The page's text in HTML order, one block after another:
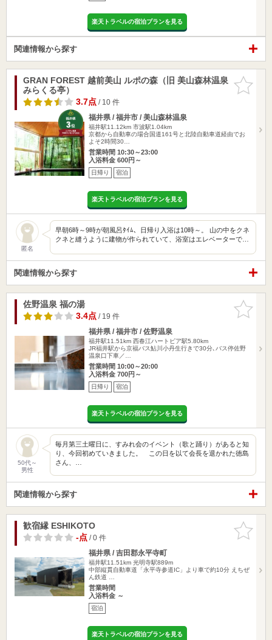
楽天トラベルの宿泊プランを見る
関連情報から探す
お気に入
りに追加
GRAN FOREST 越前美山 ルポの森（旧 美山森林温泉
みらくる亭）
3.7点/ 10 件
福井県 / 福井市 / 美山森林温泉
福井駅11.12km 市波駅1.04km
京都から自動車の場合国道161号と北陸自動車道経由でお
よそ2時間30…
営業時間 10:30～23:00
入浴料金 600円～
日帰り 宿泊
楽天トラベルの宿泊プランを見る
匿名
早朝6時～9時が朝風呂ﾀｲﾑ、日帰り入浴は10時～。 山の中をクネ
クネと縫うように建物が作られていて、浴室はエレベーターで…
関連情報から探す
お気に入
りに追加
佐野温泉 福の湯
3.4点/ 19 件
福井県 / 福井市 / 佐野温泉
福井駅11.51km 西春江ハートピア駅5.80km
JR福井駅から京福バス鮎川小丹生行きで30分､バス停佐野
温泉口下車／…
営業時間 10:00～20:00
入浴料金 700円～
日帰り 宿泊
楽天トラベルの宿泊プランを見る
50代～
男性
毎月第三土曜日に、すみれ会のイベント（歌と踊り）があると知
り、今回初めていきました。 この日を以て会長を退かれた徳島
さん、…
関連情報から探す
お気に入
りに追加
歓宿縁 ESHIKOTO
-点/ 0 件
福井県 / 吉田郡永平寺町
福井駅11.51km 光明寺駅889m
中部縦貫自動車道「永平寺参道IC」より車で約10分 えちぜ
ん鉄道 …
営業時間
入浴料金 ～
宿泊
楽天トラベルの宿泊プランを見る